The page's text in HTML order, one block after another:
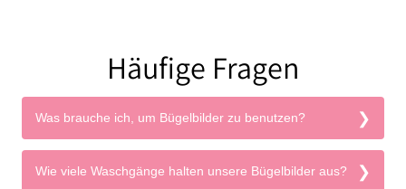
Häufige Fragen
Was brauche ich, um Bügelbilder zu benutzen?
Wie viele Waschgänge halten unsere Bügelbilder aus?